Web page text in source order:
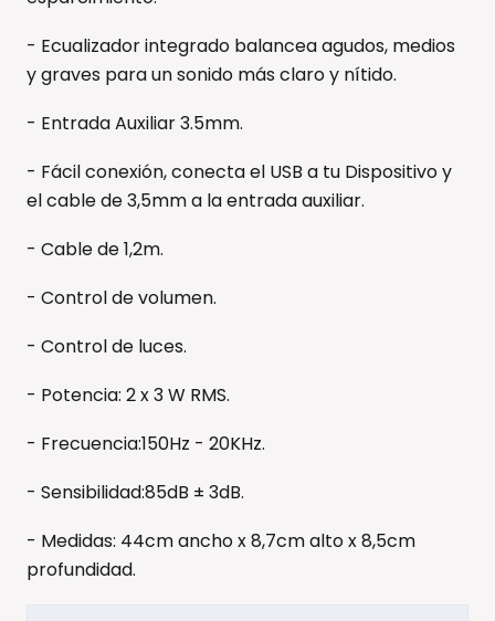
- Ecualizador integrado balancea agudos, medios
y graves para un sonido más claro y nítido.
- Entrada Auxiliar 3.5mm.
- Fácil conexión, conecta el USB a tu Dispositivo y
el cable de 3,5mm a la entrada auxiliar.
- Cable de 1,2m.
- Control de volumen.
- Control de luces.
- Potencia: 2 x 3 W RMS.
- Frecuencia:150Hz - 20KHz.
- Sensibilidad:85dB ± 3dB.
- Medidas: 44cm ancho x 8,7cm alto x 8,5cm
profundidad.